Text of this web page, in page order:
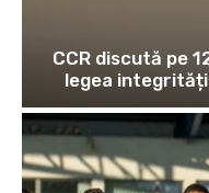
CCR discută pe
legea